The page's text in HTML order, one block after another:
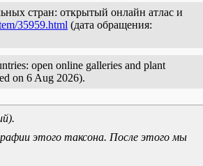
стран: открытый онлайн атлас и
35959.html (дата обращения:
open online galleries and plant
on 6 Aug 2026).
этого таксона. После этого мы